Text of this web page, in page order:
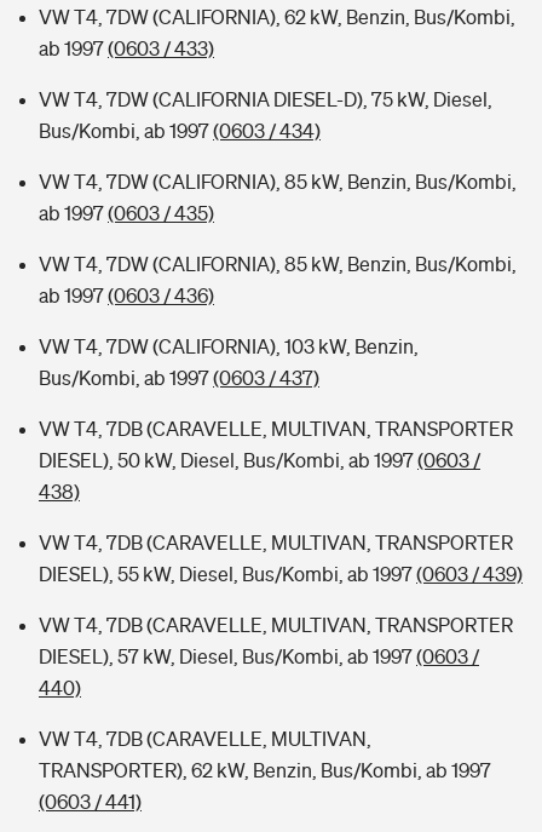
VW T4, 7DW (CALIFORNIA), 62 kW, Benzin, Bus/Kombi,
ab 1997(0603 / 433)
VW T4, 7DW (CALIFORNIA DIESEL-D), 75 kW, Diesel,
Bus/Kombi, ab 1997(0603 / 434)
VW T4, 7DW (CALIFORNIA), 85 kW, Benzin, Bus/Kombi,
ab 1997(0603 / 435)
VW T4, 7DW (CALIFORNIA), 85 kW, Benzin, Bus/Kombi,
ab 1997(0603 / 436)
VW T4, 7DW (CALIFORNIA), 103 kW, Benzin,
Bus/Kombi, ab 1997(0603 / 437)
VW T4, 7DB (CARAVELLE, MULTIVAN, TRANSPORTER
DIESEL), 50 kW, Diesel, Bus/Kombi, ab 1997(0603 /
438)
VW T4, 7DB (CARAVELLE, MULTIVAN, TRANSPORTER
DIESEL), 55 kW, Diesel, Bus/Kombi, ab 1997(0603 / 439)
VW T4, 7DB (CARAVELLE, MULTIVAN, TRANSPORTER
DIESEL), 57 kW, Diesel, Bus/Kombi, ab 1997(0603 /
440)
VW T4, 7DB (CARAVELLE, MULTIVAN,
TRANSPORTER), 62 kW, Benzin, Bus/Kombi, ab 1997
(0603 / 441)